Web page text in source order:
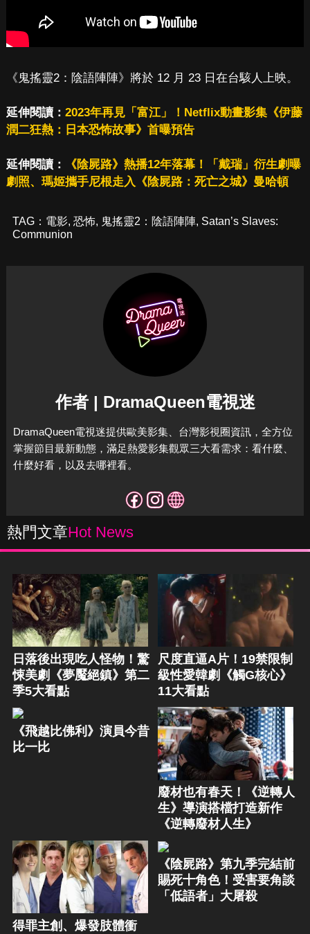
《鬼搖靈2：陰語陣陣》將於 12 月 23 日在台駭人上映。
延伸閱讀： 2023年再見「富江」！Netflix動畫影集《伊藤
潤二狂熱：日本恐怖故事》首曝預告
延伸閱讀：
《陰屍路》熱播12年落幕！「戴瑞」衍生劇曝
劇照、瑪姬攜手尼根走入《陰屍路：死亡之城》曼哈頓
TAG： 電影, 恐怖, 鬼搖靈2：陰語陣陣, Satan’s Slaves:
Communion
作者 | DramaQueen電視迷
DramaQueen電視迷提供歐美影集、台灣影視圈資訊，全方位
掌握節目最新動態，滿足熱愛影集觀眾三大看需求：看什麼、
什麼好看，以及去哪裡看。
熱門文章Hot News
日落後出現吃人怪物！驚
悚美劇《夢魘絕鎮》第二
季5大看點
尺度直逼A片！19禁限制
級性愛韓劇《觸G核心》
11大看點
《飛越比佛利》演員今昔
比一比
廢材也有春天！《逆轉人
生》導演搭檔打造新作
《逆轉廢材人生》
得罪主創、爆發肢體衝
《陰屍路》第九季完結前
賜死十角色！受害要角談
「低語者」大屠殺